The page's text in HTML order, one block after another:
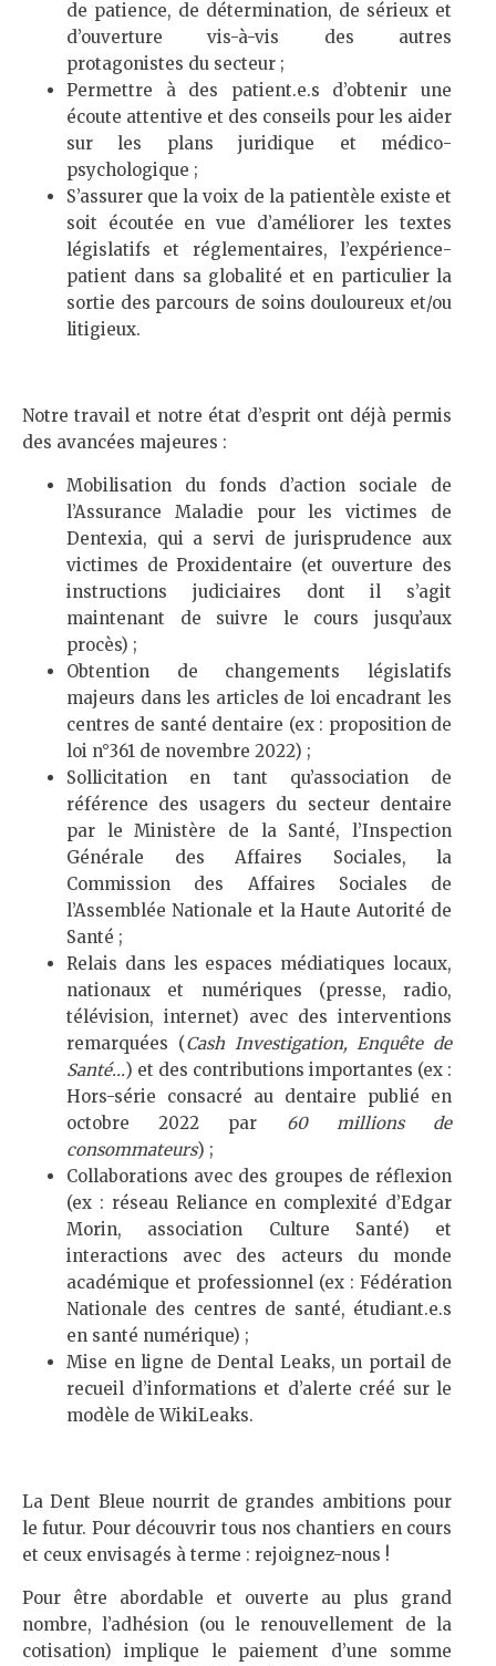
de patience, de détermination, de sérieux et
d’ouverture vis-à-vis des autres
protagonistes du secteur ;
Permettre à des patient.e.s d’obtenir une
écoute attentive et des conseils pour les aider
sur les plans juridique et médico-
psychologique ;
S’assurer que la voix de la patientèle existe et
soit écoutée en vue d’améliorer les textes
législatifs et réglementaires, l’expérience-
patient dans sa globalité et en particulier la
sortie des parcours de soins douloureux et/ou
litigieux.
Notre travail et notre état d’esprit ont déjà permis
des avancées majeures :
Mobilisation du fonds d’action sociale de
l’Assurance Maladie pour les victimes de
Dentexia, qui a servi de jurisprudence aux
victimes de Proxidentaire (et ouverture des
instructions judiciaires dont il s’agit
maintenant de suivre le cours jusqu’aux
procès) ;
Obtention de changements législatifs
majeurs dans les articles de loi encadrant les
centres de santé dentaire (ex : proposition de
loi n°361 de novembre 2022) ;
Sollicitation en tant qu’association de
référence des usagers du secteur dentaire
par le Ministère de la Santé, l’Inspection
Générale des Affaires Sociales, la
Commission des Affaires Sociales de
l’Assemblée Nationale et la Haute Autorité de
Santé ;
Relais dans les espaces médiatiques locaux,
nationaux et numériques (presse, radio,
télévision, internet) avec des interventions
remarquées (Cash Investigation, Enquête de
Santé…) et des contributions importantes (ex :
Hors-série consacré au dentaire publié en
octobre 2022 par 60 millions de
consommateurs) ;
Collaborations avec des groupes de réflexion
(ex : réseau Reliance en complexité d’Edgar
Morin, association Culture Santé) et
interactions avec des acteurs du monde
académique et professionnel (ex : Fédération
Nationale des centres de santé, étudiant.e.s
en santé numérique) ;
Mise en ligne de Dental Leaks, un portail de
recueil d’informations et d’alerte créé sur le
modèle de WikiLeaks.
La Dent Bleue nourrit de grandes ambitions pour
le futur. Pour découvrir tous nos chantiers en cours
et ceux envisagés à terme : rejoignez-nous !
Pour être abordable et ouverte au plus grand
nombre, l’adhésion (ou le renouvellement de la
cotisation) implique le paiement d’une somme